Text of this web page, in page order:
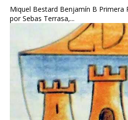
Miquel Bestard Benjamín B Primera Regional Equipo dirigido
por Sebas Terrasa,...